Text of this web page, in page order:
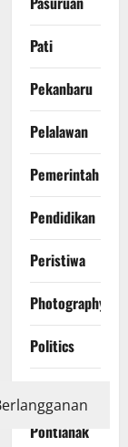
Pati
Pekanbaru
Pelalawan
Pemerintah
Pendidikan
Peristiwa
Photography
Politics
Pontianak